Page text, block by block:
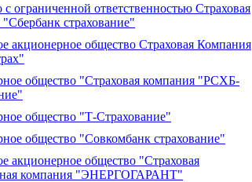
ограниченной ответственностью Страховая
страхование"
акционерное общество Страховая Компания
общество "Страховая компания "РСХБ-
общество "Т-Страхование"
общество "Совкомбанк страхование"
акционерное общество "Страховая
компания "ЭНЕРГОГАРАНТ"